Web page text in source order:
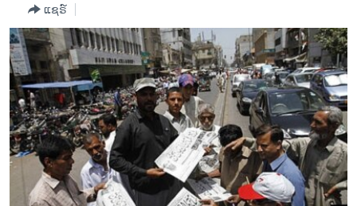
ເອເຊຍ
ອິດສະຫຼະພາບດ້ານການຂ່າວ
ຊີວິດຊາວລາວ
ຊຸມຊົນຊາວລາວ
ວິທະຍາສາດ-ເທັກໂນໂລຈີ
ທຸລະກິດ
ພາສາອັງກິດ
ແຊຣ໌